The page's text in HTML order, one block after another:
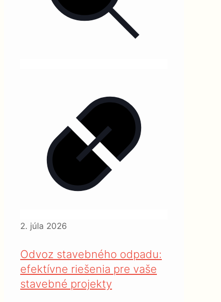
2. júla 2026
Odvoz stavebného odpadu:
efektívne riešenia pre vaše
stavebné projekty